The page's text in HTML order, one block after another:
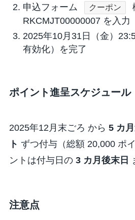
申込フォーム
クーポン
RKCMJT00000007を入力
2025年10月31日（金）
有効化）を完了
ポイント進呈スケジュール
2025年12月末ごろ から 5 カ
ト ずつ付与（総額 20,000 ポ
ントは付与日の 3 カ月後末日
注意点